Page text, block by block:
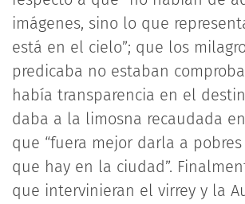
imágenes, sino lo que
está en el cielo”; que los
predicaba no estaban
había transparencia en el
daba a la limosna recaudada
que “fuera mejor darla a
que hay en la ciudad”.
que intervinieran el virrey y la